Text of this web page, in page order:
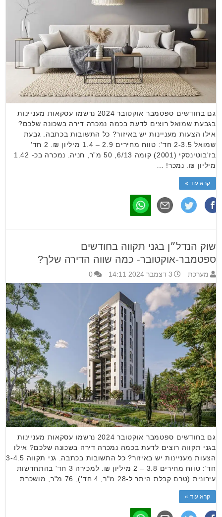
גם בחודשים ספטמבר אוקטובר 2024 נרשמו עסקאות מעניינות
בגבעת שמואל רוצים לדעת בכמה נמכרה דירה בשכונה שלכם?
אילו הצעות מעניינות יש באיזור? כל התשובות בכתבה. גבעת
שמואל 2-3.5 חד': טווח מחירים 2.9 – 1.4 מיליון ₪. 2 חד’
בז'בוטינסקי (2001) קומה 6/13, 50 מ”ר, חניה. נמכרה בכ- 1.42
מיליון ₪. נמכר! …
קרא עוד »
שוק הנדל״ן בגני תקווה בחודשים
ספטמבר-אוקטובר- כמה שווה הדירה שלך?
מערכת 3 דצמבר 2024 14:11 0
גם בחודשים ספטמבר אוקטובר 2024 נרשמו עסקאות מעניינות
בגני תקווה רוצים לדעת בכמה נמכרה דירה בשכונה שלכם? אילו
הצעות מעניינות יש באיזור? כל התשובות בכתבה. גני תקווה 3-4.5
חד': טווח מחירים 3.8 – 2 מיליון ₪. למכירה 3 חד' בהתחדשות
עירונית (טרם קבלת היתר ל-28 מ"ר, 4 חד'), 76 מ"ר, מושכרת …
קרא עוד »